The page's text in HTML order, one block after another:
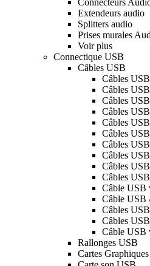
Extendeurs audio
Splitters audio
Prises murales
Voir plus
Connectique USB
Câbles USB
Câbles
Câbles
Câbles
Câbles
Câbles
Câbles
Câbles
Câbles
Câbles
Câbles
Câble USB
Câble
Câbles
Câbles
Câble USB
Rallonges USB
Cartes